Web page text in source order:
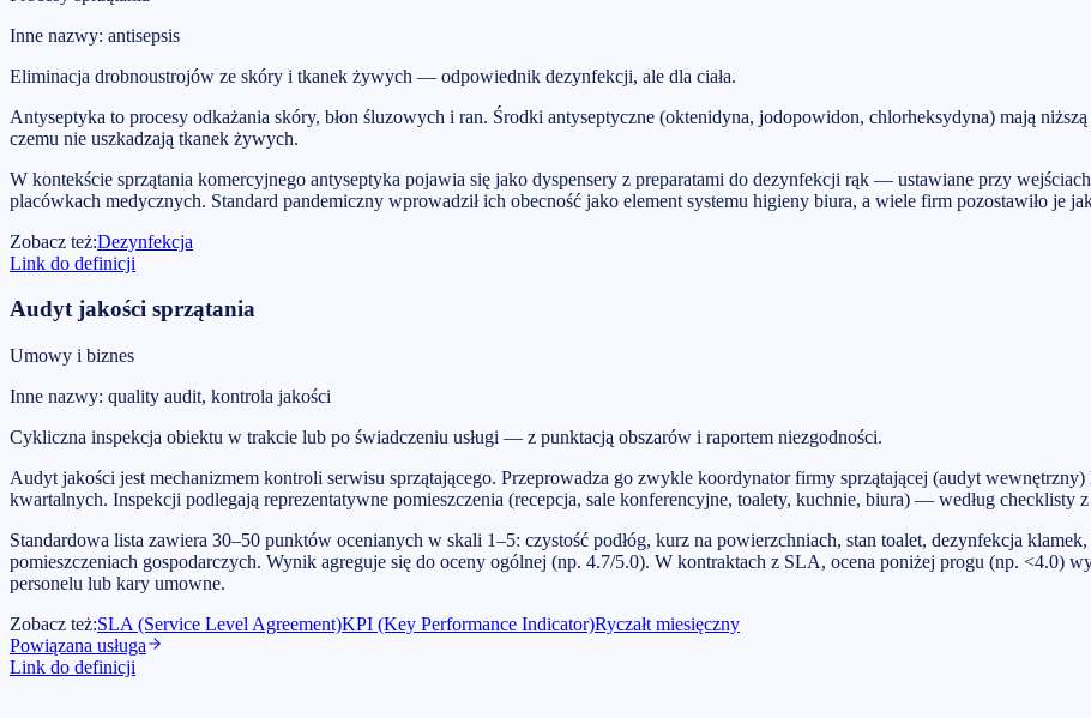
Inne nazwy: antisepsis
Eliminacja drobnoustrojów ze skóry i tkanek żywych — odpowiednik dezynfekcji, ale dla ciała.
Antyseptyka to procesy odkażania skóry, błon śluzowych i ran. Środki antyseptyczne (oktenidyna, jodopowidon, chlorheksydyna) mają
czemu nie uszkadzają tkanek żywych.
W kontekście sprzątania komercyjnego antyseptyka pojawia się jako dyspensery z preparatami do dezynfekcji rąk — ustawiane przy
placówkach medycznych. Standard pandemiczny wprowadził ich obecność jako element systemu higieny biura, a wiele firm pozostawiło je
Zobacz też:Dezynfekcja
Link do definicji
Audyt jakości sprzątania
Umowy i biznes
Inne nazwy: quality audit, kontrola jakości
Cykliczna inspekcja obiektu w trakcie lub po świadczeniu usługi — z punktacją obszarów i raportem niezgodności.
Audyt jakości jest mechanizmem kontroli serwisu sprzątającego. Przeprowadza go zwykle koordynator firmy sprzątającej (audyt
kwartalnych. Inspekcji podlegają reprezentatywne pomieszczenia (recepcja, sale konferencyjne, toalety, kuchnie, biura) — według checklisty
Standardowa lista zawiera 30–50 punktów ocenianych w skali 1–5: czystość podłóg, kurz na powierzchniach, stan toalet, dezynfekcja
pomieszczeniach gospodarczych. Wynik agreguje się do oceny ogólnej (np. 4.7/5.0). W kontraktach z SLA, ocena poniżej progu (np. <4.0)
personelu lub kary umowne.
Zobacz też:SLA (Service Level Agreement)KPI (Key Performance Indicator)Ryczałt miesięczny
Powiązana usługa
Link do definicji